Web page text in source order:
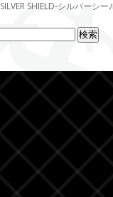
SILVER SHIELD-シルバーシ